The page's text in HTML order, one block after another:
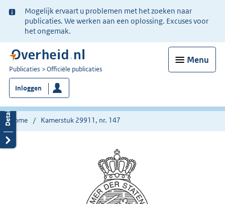
Ter
informatie:
Mogelijk ervaart u problemen met het zoeken naar
publicaties. We werken aan een oplossing. Excuses voor
het ongemak.
Menu
U
bent
nu
hier:
Publicaties Officiële publicaties
Inloggen
Home Kamerstuk 29911, nr. 147